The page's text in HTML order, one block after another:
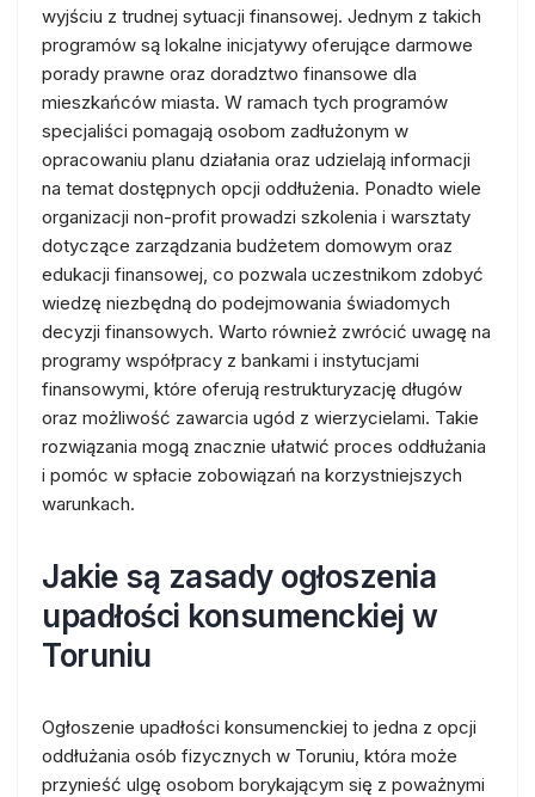
wyjściu z trudnej sytuacji finansowej. Jednym z takich
programów są lokalne inicjatywy oferujące darmowe
porady prawne oraz doradztwo finansowe dla
mieszkańców miasta. W ramach tych programów
specjaliści pomagają osobom zadłużonym w
opracowaniu planu działania oraz udzielają informacji
na temat dostępnych opcji oddłużenia. Ponadto wiele
organizacji non-profit prowadzi szkolenia i warsztaty
dotyczące zarządzania budżetem domowym oraz
edukacji finansowej, co pozwala uczestnikom zdobyć
wiedzę niezbędną do podejmowania świadomych
decyzji finansowych. Warto również zwrócić uwagę na
programy współpracy z bankami i instytucjami
finansowymi, które oferują restrukturyzację długów
oraz możliwość zawarcia ugód z wierzycielami. Takie
rozwiązania mogą znacznie ułatwić proces oddłużania
i pomóc w spłacie zobowiązań na korzystniejszych
warunkach.
Jakie są zasady ogłoszenia
upadłości konsumenckiej w
Toruniu
Ogłoszenie upadłości konsumenckiej to jedna z opcji
oddłużania osób fizycznych w Toruniu, która może
przynieść ulgę osobom borykającym się z poważnymi